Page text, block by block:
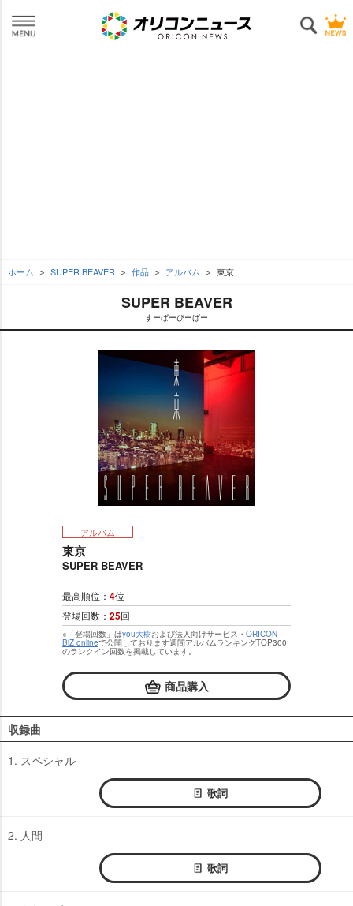
ホーム SUPER BEAVER 作品 アルバム 東京
SUPER BEAVER
すーぱーびーばー
アルバム
東京
SUPER BEAVER
最高順位： 4位
登場回数： 25回
※「登場回数」はyou大樹および法人向けサービス・ ORICON
BiZ onlineで公開しております週間アルバムランキングTOP300
のランクイン回数を掲載しています。
商品購入
収録曲
1. スペシャル
歌詞
2. 人間
歌詞